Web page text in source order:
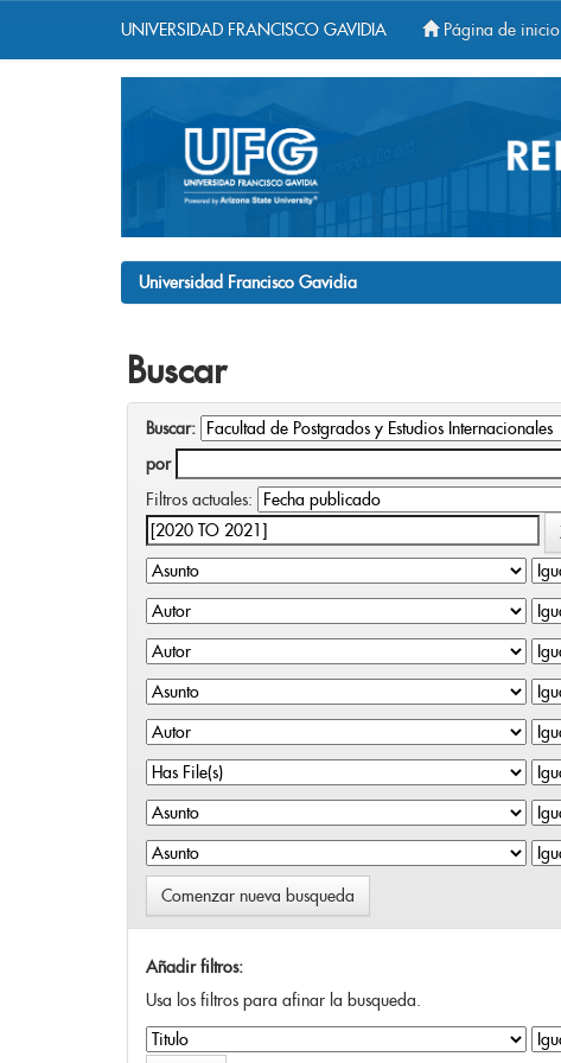
UNIVERSIDAD FRANCISCO GAVIDIA Página de inicio
Universidad Francisco Gavidia
Buscar
Buscar:
por
Filtros actuales:
Comenzar nueva busqueda
Añadir filtros:
Usa los filtros para afinar la busqueda.